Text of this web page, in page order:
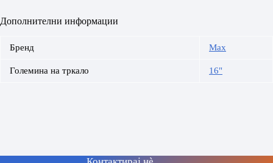
Дополнителни информации
Бренд Max
Големина на тркало 16"